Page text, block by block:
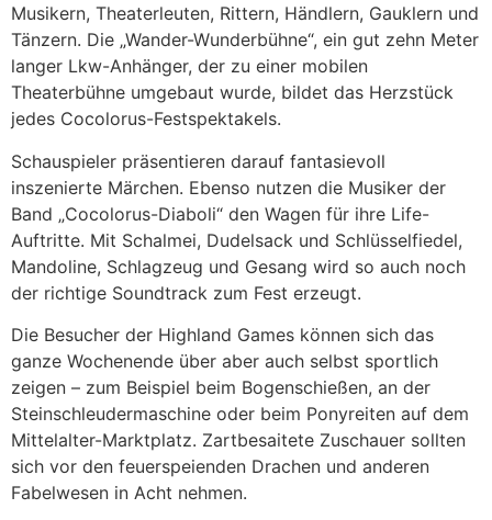
Musikern, Theaterleuten, Rittern, Händlern, Gauklern und
Tänzern. Die „Wander-Wunderbühne“, ein gut zehn Meter
langer Lkw-Anhänger, der zu einer mobilen
Theaterbühne umgebaut wurde, bildet das Herzstück
jedes Cocolorus-Festspektakels.
Schauspieler präsentieren darauf fantasievoll
inszenierte Märchen. Ebenso nutzen die Musiker der
Band „Cocolorus-Diaboli“ den Wagen für ihre Life-
Auftritte. Mit Schalmei, Dudelsack und Schlüsselfiedel,
Mandoline, Schlagzeug und Gesang wird so auch noch
der richtige Soundtrack zum Fest erzeugt.
Die Besucher der Highland Games können sich das
ganze Wochenende über aber auch selbst sportlich
zeigen – zum Beispiel beim Bogenschießen, an der
Steinschleudermaschine oder beim Ponyreiten auf dem
Mittelalter-Marktplatz. Zartbesaitete Zuschauer sollten
sich vor den feuerspeienden Drachen und anderen
Fabelwesen in Acht nehmen.